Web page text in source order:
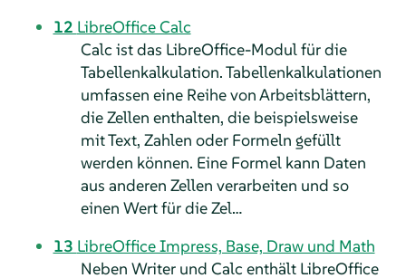
12 LibreOffice Calc
Calc ist das LibreOffice-Modul für die
Tabellenkalkulation. Tabellenkalkulationen
umfassen eine Reihe von Arbeitsblättern,
die Zellen enthalten, die beispielsweise
mit Text, Zahlen oder Formeln gefüllt
werden können. Eine Formel kann Daten
aus anderen Zellen verarbeiten und so
einen Wert für die Zel…
13 LibreOffice Impress, Base, Draw und Math
Neben Writer und Calc enthält LibreOffice